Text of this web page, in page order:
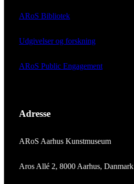
ARoS Bibliotek
Udgivelser og forskning
ARoS Public Engagement
Adresse
ARoS Aarhus Kunstmuseum
Aros Allé 2, 8000 Aarhus, Danmark